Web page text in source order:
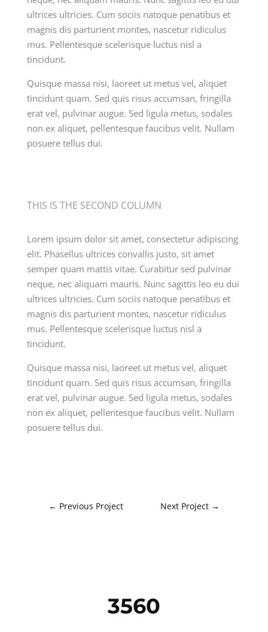
ultrices ultricies. Cum sociis natoque penatibus et
magnis dis parturient montes, nascetur ridiculus
mus. Pellentesque scelerisque luctus nisl a
tincidunt.
Quisque massa nisi, laoreet ut metus vel, aliquet
tincidunt quam. Sed quis risus accumsan, fringilla
erat vel, pulvinar augue. Sed ligula metus, sodales
non ex aliquet, pellentesque faucibus velit. Nullam
posuere tellus dui.
THIS IS THE SECOND COLUMN
Lorem ipsum dolor sit amet, consectetur adipiscing
elit. Phasellus ultrices convallis justo, sit amet
semper quam mattis vitae. Curabitur sed pulvinar
neque, nec aliquam mauris. Nunc sagittis leo eu dui
ultrices ultricies. Cum sociis natoque penatibus et
magnis dis parturient montes, nascetur ridiculus
mus. Pellentesque scelerisque luctus nisl a
tincidunt.
Quisque massa nisi, laoreet ut metus vel, aliquet
tincidunt quam. Sed quis risus accumsan, fringilla
erat vel, pulvinar augue. Sed ligula metus, sodales
non ex aliquet, pellentesque faucibus velit. Nullam
posuere tellus dui.
← Previous Project Next Project →
3560